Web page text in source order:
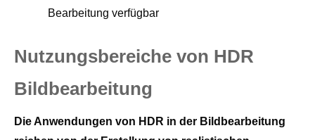
Bearbeitung verfügbar
Nutzungsbereiche von HDR
Bildbearbeitung
Die Anwendungen von HDR in der Bildbearbeitung